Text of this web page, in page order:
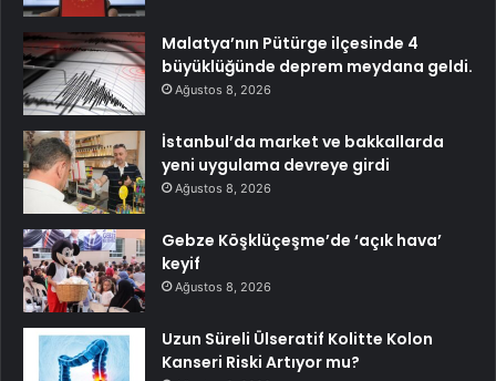
Malatya’nın Pütürge ilçesinde 4
büyüklüğünde deprem meydana geldi.
Ağustos 8, 2026
İstanbul’da market ve bakkallarda
yeni uygulama devreye girdi
Ağustos 8, 2026
Gebze Köşklüçeşme’de ‘açık hava’
keyif
Ağustos 8, 2026
Uzun Süreli Ülseratif Kolitte Kolon
Kanseri Riski Artıyor mu?